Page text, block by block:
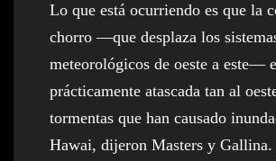
Lo que está ocurriendo es que la
chorro —que desplaza los
meteorológicos de oeste a este—
prácticamente atascada tan al
tormentas que han causado
Hawai, dijeron Masters y Gallina.